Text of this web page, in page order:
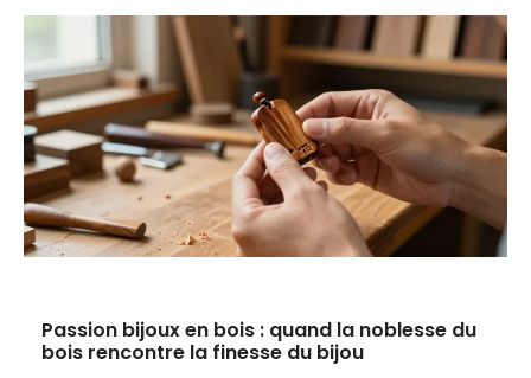
Passion bijoux en bois : quand la noblesse du
bois rencontre la finesse du bijou